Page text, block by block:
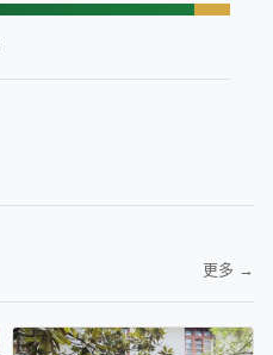
更多 →